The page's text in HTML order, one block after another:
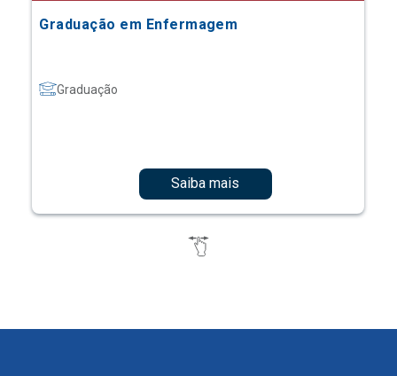
Graduação em Enfermagem
Graduação
Saiba mais